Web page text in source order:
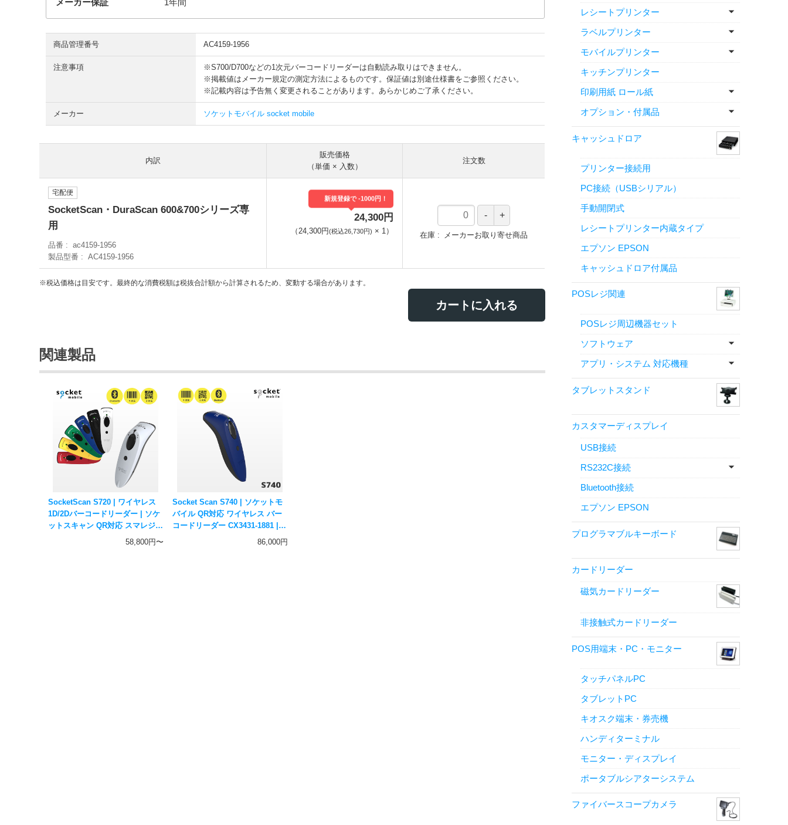
商品管理番号 AC4159-1956
注意事項
※S700/D700などの1次元バーコードリーダーは自動読み取りはできません。
※掲載値はメーカー規定の測定方法によるものです。保証値は別途仕様書をご参照ください。
※記載内容は予告無く変更されることがあります。あらかじめご了承ください。
メーカー ソケットモバイル socket mobile
内訳
販売価格
（単価 × 入数）
注文数
宅配便
SocketScan・DuraScan 600&700シリーズ専
用
品番
ac4159-1956
製品型番
AC4159-1956
新規登録で -1000円！
24,300円
（24,300円(税込26,730円) × 1） 在庫 メーカーお取り寄せ商品
※税込価格は目安です。最終的な消費税額は税抜合計額から計算されるため、変動する場合があります。
カートに入れる
関連製品
SocketScan S720 | ワイヤレス
1D/2Dバーコードリーダー | ソケ
ットスキャン QR対応 スマレジ
エアレジ対応 Socket Mobile
58,800円〜
Socket Scan S740 | ソケットモ
バイル QR対応 ワイヤレス バー
コードリーダー CX3431-1881 |
Bluetooth接続 一次元二次元コー
86,000円
レシートプリンター
ラベルプリンター
モバイルプリンター
キッチンプリンター
印刷用紙 ロール紙
オプション・付属品
キャッシュドロア
プリンター接続用
PC接続（USBシリアル）
手動開閉式
レシートプリンター内蔵タイプ
エプソン EPSON
キャッシュドロア付属品
POSレジ関連
POSレジ周辺機器セット
ソフトウェア
アプリ・システム 対応機種
タブレットスタンド
カスタマーディスプレイ
USB接続
RS232C接続
Bluetooth接続
エプソン EPSON
プログラマブルキーボード
カードリーダー
磁気カードリーダー
非接触式カードリーダー
POS用端末・PC・モニター
タッチパネルPC
タブレットPC
キオスク端末・券売機
ハンディターミナル
モニター・ディスプレイ
ポータブルシアターシステム
ファイバースコープカメラ